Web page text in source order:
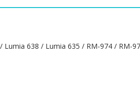
638 / Lumia 635 / RM-974 / RM-